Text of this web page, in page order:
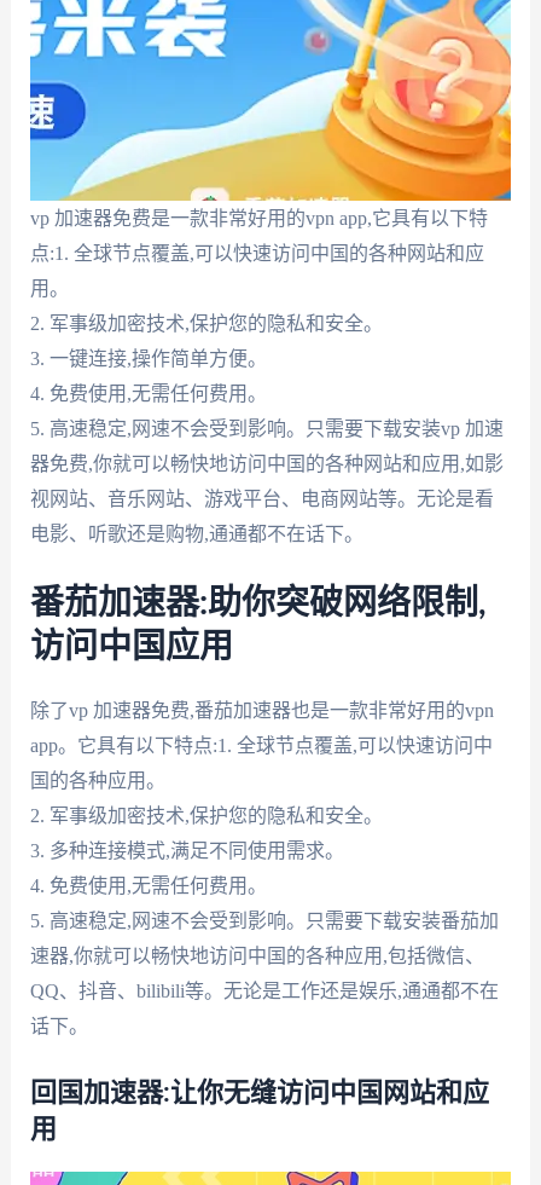
vp 加速器免费是一款非常好用的vpn app,它具有以下特
点:1. 全球节点覆盖,可以快速访问中国的各种网站和应
用。
2. 军事级加密技术,保护您的隐私和安全。
3. 一键连接,操作简单方便。
4. 免费使用,无需任何费用。
5. 高速稳定,网速不会受到影响。只需要下载安装vp 加速
器免费,你就可以畅快地访问中国的各种网站和应用,如影
视网站、音乐网站、游戏平台、电商网站等。无论是看
电影、听歌还是购物,通通都不在话下。
番茄加速器:助你突破网络限制,
访问中国应用
除了vp 加速器免费,番茄加速器也是一款非常好用的vpn
app。它具有以下特点:1. 全球节点覆盖,可以快速访问中
国的各种应用。
2. 军事级加密技术,保护您的隐私和安全。
3. 多种连接模式,满足不同使用需求。
4. 免费使用,无需任何费用。
5. 高速稳定,网速不会受到影响。只需要下载安装番茄加
速器,你就可以畅快地访问中国的各种应用,包括微信、
QQ、抖音、bilibili等。无论是工作还是娱乐,通通都不在
话下。
回国加速器:让你无缝访问中国网站和应
用